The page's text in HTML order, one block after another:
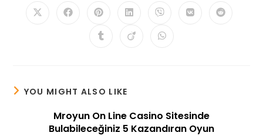
Opens Opens Opens
a
new
Opens
a
new
Opens
a
new
Opens Opens
Opens Opens Opens
YOU MIGHT ALSO LIKE
Mroyun On Line Casino Sitesinde
Bulabileceğiniz 5 Kazandıran Oyun